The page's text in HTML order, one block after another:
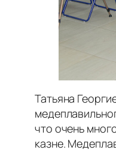
Татьяна
что очень
казне.